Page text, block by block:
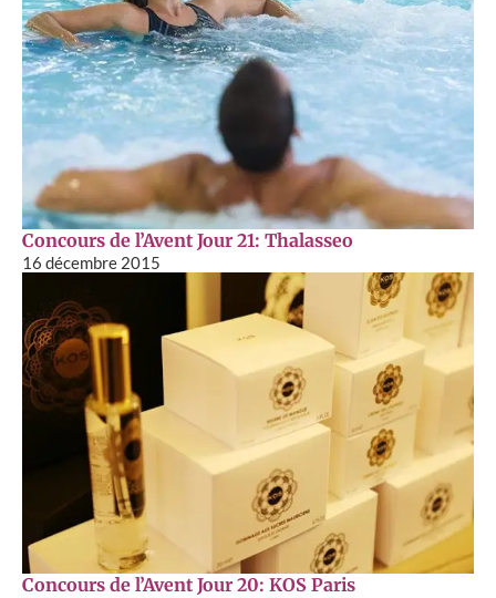
Concours de l’Avent Jour 21: Thalasseo
16 décembre 2015
Concours de l’Avent Jour 20: KOS Paris